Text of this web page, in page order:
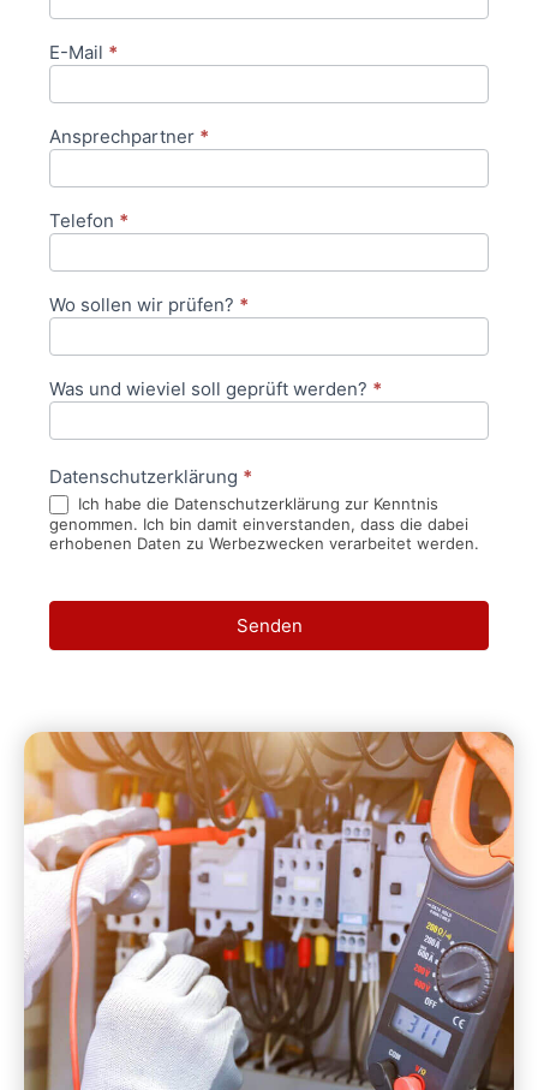
E-Mail *
Ansprechpartner *
Telefon *
Wo sollen wir prüfen? *
Was und wieviel soll geprüft werden? *
Datenschutzerklärung *
Ich habe die Datenschutzerklärung zur Kenntnis
genommen. Ich bin damit einverstanden, dass die dabei
erhobenen Daten zu Werbezwecken verarbeitet werden.
Senden